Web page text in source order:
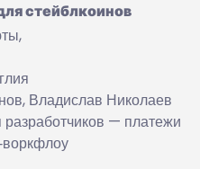
стейблкоинов
Владислав Николаев
разработчиков — платежи